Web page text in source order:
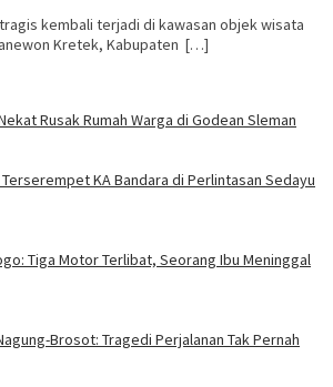
kembali terjadi di kawasan objek wisata
Kretek, Kabupaten […]
Rusak Rumah Warga di Godean Sleman
KA Bandara di Perlintasan Sedayu
Tiga Motor Terlibat, Seorang Ibu Meninggal
Brosot: Tragedi Perjalanan Tak Pernah